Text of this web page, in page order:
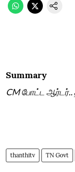
Summary
CM போட்ட ஆர்டர்..
thanthitv TN Govt